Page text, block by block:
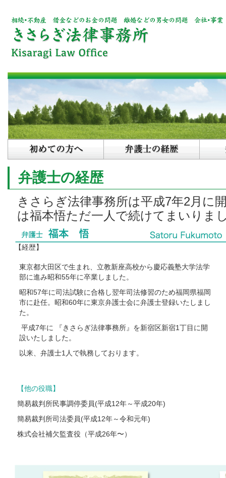
弁護士の経歴
きさらぎ法律事務所は平成7年2月に
は福本悟ただ一人で続けてまいりま
【経歴】
東京都大田区で生まれ、立教新座高校から慶応義塾大学法学
部に進み昭和55年に卒業しました。
昭和57年に司法試験に合格し翌年司法修習のため福岡県福岡
市に赴任。昭和60年に東京弁護士会に弁護士登録いたしまし
た。
平成7年に 『きさらぎ法律事務所』を新宿区新宿1丁目に開
設いたしました。
以来、弁護士1人で執務しております。
【他の役職】
簡易裁判所民事調停委員(平成12年～平成20年)
簡易裁判所司法委員(平成12年～令和元年)
株式会社補欠監査役（平成26年〜）